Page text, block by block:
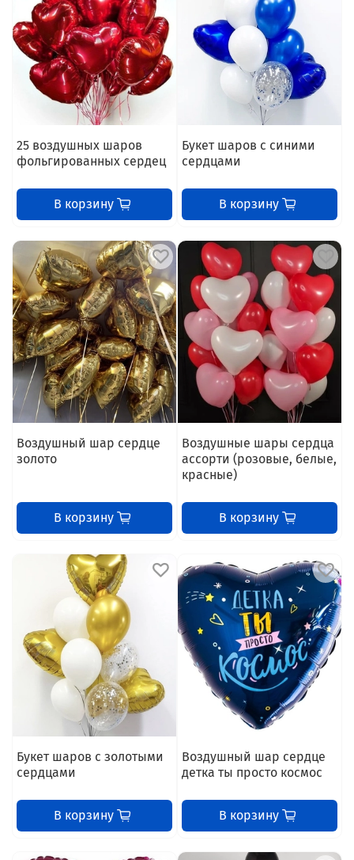
25 воздушных шаров
фольгированных сердец
В корзину
Букет шаров с синими
сердцами
В корзину
Воздушный шар сердце
золото
В корзину
Воздушные шары сердца
ассорти (розовые, белые,
красные)
В корзину
Букет шаров с золотыми
сердцами
В корзину
Воздушный шар сердце
детка ты просто космос
В корзину